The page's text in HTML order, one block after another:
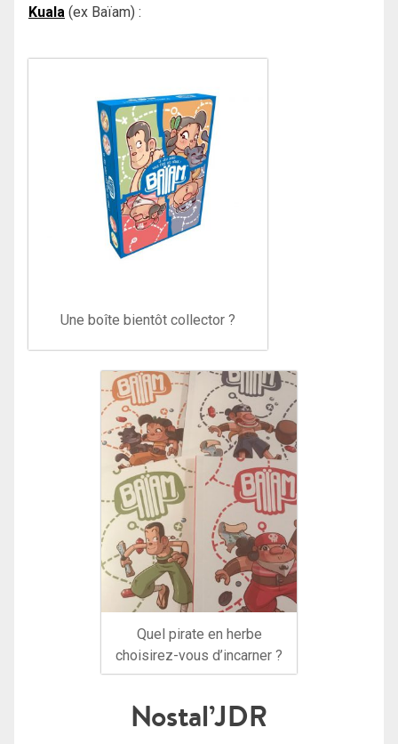
Kuala (ex Baïam) :
Une boîte bientôt collector ?
Quel pirate en herbe
choisirez-vous d’incarner ?
Nostal’JDR